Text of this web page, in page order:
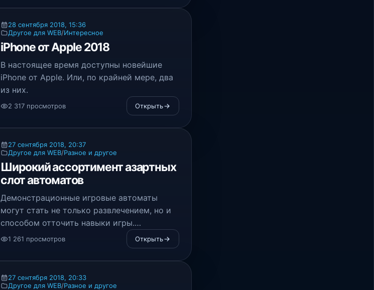
28 сентября 2018, 15:36
Другое для WEB/Интересное
iPhone от Apple 2018
В настоящее время доступны новейшие
iPhone от Apple. Или, по крайней мере, два
из них.
2 317 просмотров Открыть
27 сентября 2018, 20:37
Другое для WEB/Разное и другое
Широкий ассортимент азартных
слот автоматов
Демонстрационные игровые автоматы
могут стать не только развлечением, но и
способом отточить навыки игры.
1 261 просмотров Открыть
27 сентября 2018, 20:33
Другое для WEB/Разное и другое